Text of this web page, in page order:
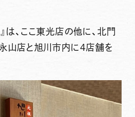
は、ここ東光店の他に、北門
山店と旭川市内に4店舗を